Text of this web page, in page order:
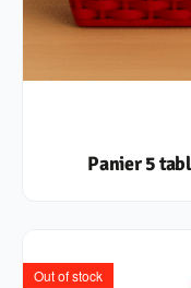
Panier 5
Out of stock